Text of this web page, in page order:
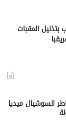
بتذليل العقبات
السوشيال ميديا